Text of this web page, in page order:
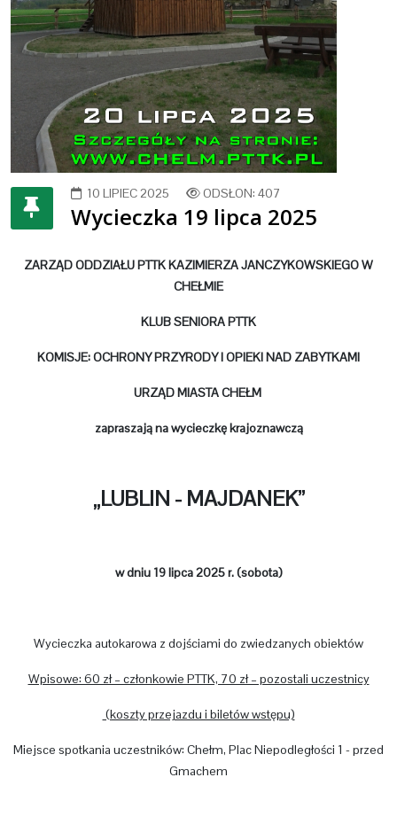
10 LIPIEC 2025 ODSŁON: 407
Wycieczka 19 lipca 2025
ZARZĄD ODDZIAŁU PTTKKAZIMIERZA JANCZYKOWSKIEGO W
CHEŁMIE
KLUB SENIORA PTTK
KOMISJE: OCHRONY PRZYRODY I OPIEKI NAD ZABYTKAMI
URZĄD MIASTA CHEŁM
zapraszają na wycieczkę krajoznawczą
„LUBLIN - MAJDANEK”
w dniu 19 lipca 2025 r. (sobota)
Wycieczka autokarowa z dojściami do zwiedzanych obiektów
Wpisowe: 60 zł – członkowie PTTK, 70 zł – pozostali uczestnicy
(koszty przejazdu i biletów wstępu)
Miejsce spotkania uczestników: Chełm, Plac Niepodległości 1 - przed
Gmachem